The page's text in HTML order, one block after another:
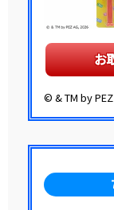
お
© & TM by